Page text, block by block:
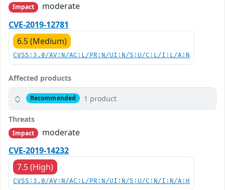
Impact
moderate
CVE-2019-12781
6.5 (Medium)
CVSS:3.0/AV:N/AC:L/PR:N/UI:N/S:U/C:L/I:L/A:N
Affected products
Recommended 1 product
Threats
Impact
moderate
CVE-2019-14232
7.5 (High)
CVSS:3.0/AV:N/AC:L/PR:N/UI:N/S:U/C:N/I:N/A:H